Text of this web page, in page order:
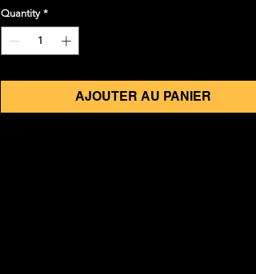
Quantity *
AJOUTER AU PANIER